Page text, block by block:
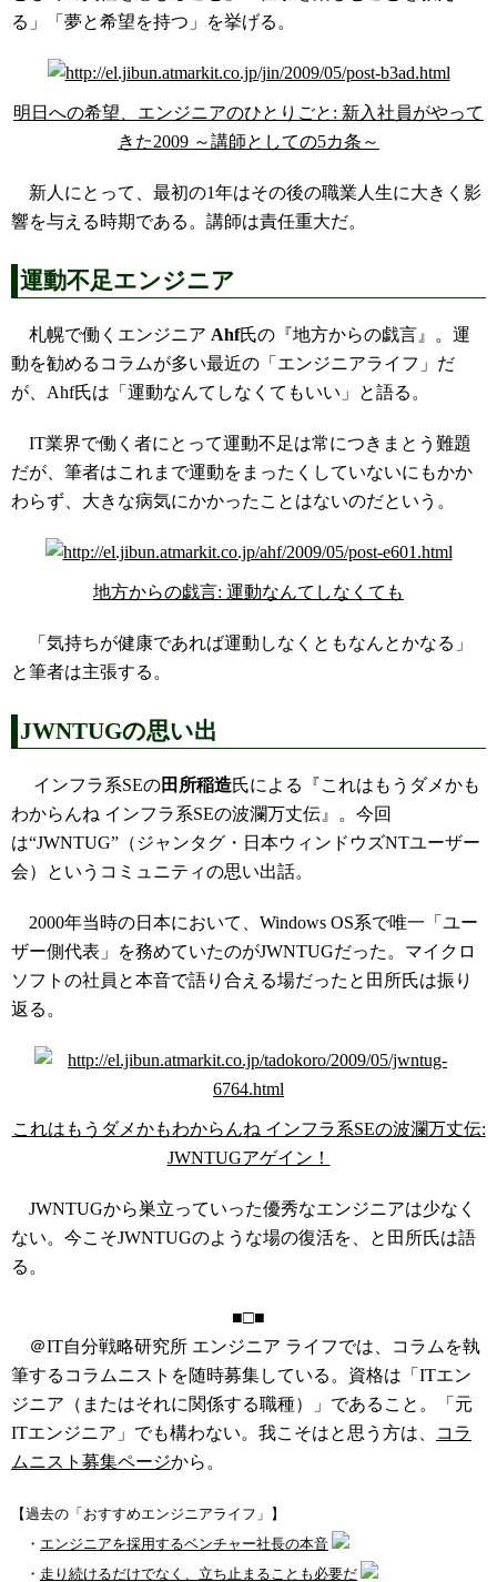
る」「夢と希望を持つ」を挙げる。
明日への希望、エンジニアのひとりごと: 新入社員がやって
きた2009 ～講師としての5カ条～
新人にとって、最初の1年はその後の職業人生に大きく影
響を与える時期である。講師は責任重大だ。
運動不足エンジニア
札幌で働くエンジニア Ahf氏の『地方からの戯言』。運
動を勧めるコラムが多い最近の「エンジニアライフ」だ
が、Ahf氏は「運動なんてしなくてもいい」と語る。
IT業界で働く者にとって運動不足は常につきまとう難題
だが、筆者はこれまで運動をまったくしていないにもかか
わらず、大きな病気にかかったことはないのだという。
地方からの戯言: 運動なんてしなくても
「気持ちが健康であれば運動しなくともなんとかなる」
と筆者は主張する。
JWNTUGの思い出
インフラ系SEの田所稲造氏による『これはもうダメかも
わからんね インフラ系SEの波瀾万丈伝』。今回
は“JWNTUG”（ジャンタグ・日本ウィンドウズNTユーザー
会）というコミュニティの思い出話。
2000年当時の日本において、Windows OS系で唯一「ユー
ザー側代表」を務めていたのがJWNTUGだった。マイクロ
ソフトの社員と本音で語り合える場だったと田所氏は振り
返る。
これはもうダメかもわからんね インフラ系SEの波瀾万丈伝:
JWNTUGアゲイン！
JWNTUGから巣立っていった優秀なエンジニアは少なく
ない。今こそJWNTUGのような場の復活を、と田所氏は語
る。
■□■
＠IT自分戦略研究所 エンジニア ライフでは、コラムを執
筆するコラムニストを随時募集している。資格は「ITエン
ジニア（またはそれに関係する職種）」であること。「元
ITエンジニア」でも構わない。我こそはと思う方は、
コラ
ムニスト募集ページから。
【過去の「おすすめエンジニアライフ」】
・ エンジニアを採用するベンチャー社長の本音
・ 走り続けるだけでなく、立ち止まることも必要だ